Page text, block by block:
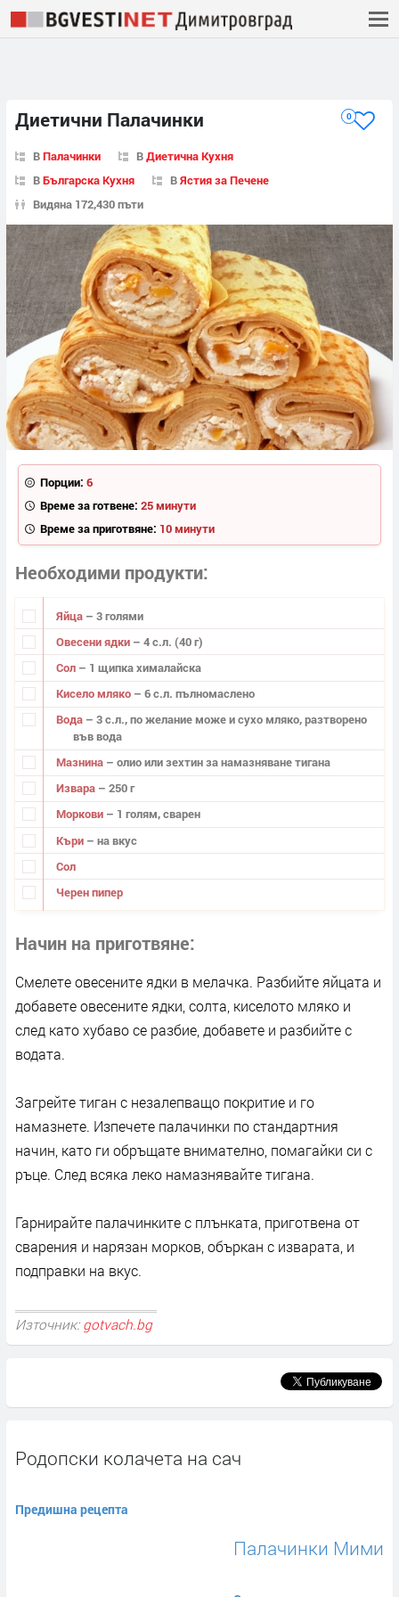
Диетични Палачинки 0
ВПалачинки ВДиетична Кухня
ВБългарска Кухня ВЯстия за Печене
Видяна 172,430 пъти
Порции: 6
Време за готвене: 25 минути
Време за приготвяне: 10 минути
Необходими продукти
Яйца – 3 голями
Овесени ядки – 4 с.л. (40 г)
Сол – 1 щипка хималайска
Кисело мляко – 6 с.л. пълномаслено
Вода – 3 с.л., по желание може и сухо мляко, разтворено
във вода
Мазнина – олио или зехтин за намазняване тигана
Извара – 250 г
Моркови – 1 голям, сварен
Къри – на вкус
Сол
Черен пипер
Начин на приготвяне
Смелете овесените ядки в мелачка. Разбийте яйцата и
добавете овесените ядки, солта, киселото мляко и
след като хубаво се разбие, добавете и разбийте с
водата.
Загрейте тиган с незалепващо покритие и го
намазнете. Изпечете палачинки по стандартния
начин, като ги обръщате внимателно, помагайки си с
ръце. След всяка леко намазнявайте тигана.
Гарнирайте палачинките с плънката, приготвена от
сварения и нарязан морков, объркан с изварата, и
подправки на вкус.
Източник: gotvach.bg
Родопски колачета на сач
Предишна рецепта
Палачинки Мими